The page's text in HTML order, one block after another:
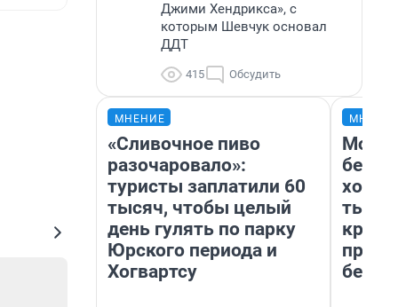
Джими Хендрикса», с
которым Шевчук основал
ДДТ
415 Обсудить
МНЕНИЕ
«Сливочное пиво
разочаровало»:
туристы заплатили 60
тысяч, чтобы целый
день гулять по парку
Юрского периода и
Хогвартсу
Мой